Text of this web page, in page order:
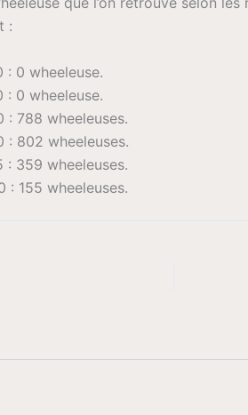
:
: 0 wheeleuse.
: 0 wheeleuse.
: 788 wheeleuses.
: 802 wheeleuses.
: 359 wheeleuses.
: 155 wheeleuses.